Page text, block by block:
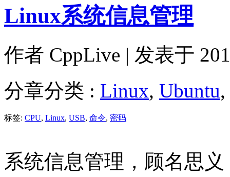
Linux系统信息管理
作者 CppLive | 发表于
分章分类 : Linux, Ubuntu,
标签: CPU, Linux, USB, 命令, 密码
系统信息管理，顾名思